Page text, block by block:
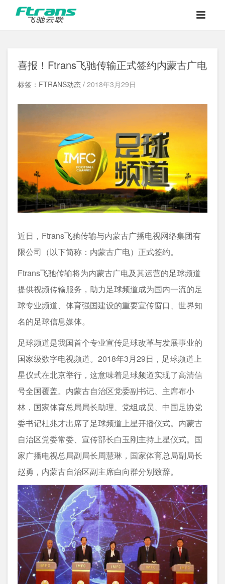
喜报！Ftrans飞驰传输正式签约内蒙古广电
标签：FTRANS动态 / 2018年3月29日
近日，Ftrans飞驰传输与内蒙古广播电视网络集团有
限公司（以下简称：内蒙古广电）正式签约。
Ftrans飞驰传输将为内蒙古广电及其运营的足球频道
提供视频传输服务，助力足球频道成为国内一流的足
球专业频道、体育强国建设的重要宣传窗口、世界知
名的足球信息媒体。
足球频道是我国首个专业宣传足球改革与发展事业的
国家级数字电视频道。2018年3月29日，足球频道上
星仪式在北京举行，这意味着足球频道实现了高清信
号全国覆盖。内蒙古自治区党委副书记、主席布小
林，国家体育总局局长助理、党组成员、中国足协党
委书记杜兆才出席了足球频道上星开播仪式。内蒙古
自治区党委常委、宣传部长白玉刚主持上星仪式。国
家广播电视总局副局长周慧琳，国家体育总局副局长
赵勇，内蒙古自治区副主席白向群分别致辞。